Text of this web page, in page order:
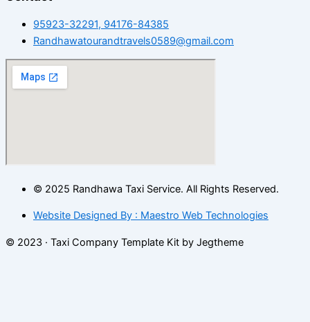
95923-32291, 94176-84385
Randhawatourandtravels0589@gmail.com
© 2025 Randhawa Taxi Service. All Rights Reserved.
Website Designed By : Maestro Web Technologies
© 2023 · Taxi Company Template Kit by Jegtheme